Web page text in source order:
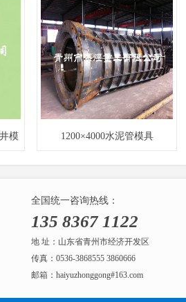
模 1200×4000水泥管模具
全国统一咨询热线：
135 8367 1122
地 址：山东省青州市经济开发区
传真：0536-3868555 3860666
邮箱：haiyuzhonggong#163.com